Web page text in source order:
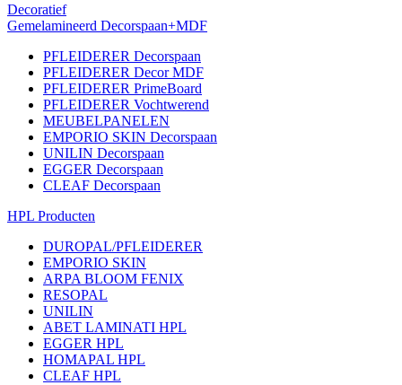
Decoratief
Gemelamineerd Decorspaan+MDF
PFLEIDERER Decorspaan
PFLEIDERER Decor MDF
PFLEIDERER PrimeBoard
PFLEIDERER Vochtwerend
MEUBELPANELEN
EMPORIO SKIN Decorspaan
UNILIN Decorspaan
EGGER Decorspaan
CLEAF Decorspaan
HPL Producten
DUROPAL/PFLEIDERER
EMPORIO SKIN
ARPA BLOOM FENIX
RESOPAL
UNILIN
ABET LAMINATI HPL
EGGER HPL
HOMAPAL HPL
CLEAF HPL